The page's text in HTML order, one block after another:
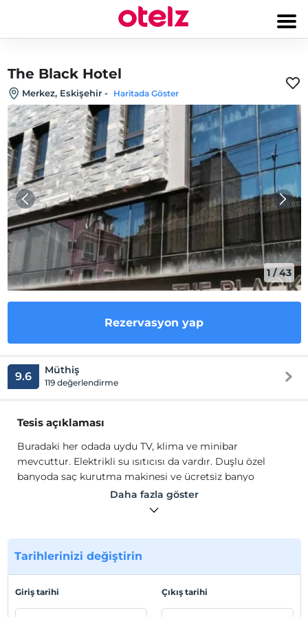
The Black Hotel
Merkez, Eskişehir - Haritada Göster
1 /43
Rezervasyon yap
9.6 Müthiş
119 değerlendirme
Tesis açıklaması
Buradaki her odada uydu TV, klima ve minibar
mevcuttur. Elektrikli su ısıtıcısı da vardır. Duşlu özel
banyoda saç kurutma makinesi ve ücretsiz banyo
malzemeleri bulunmaktadır. The Black'te oda servisi ile
24 saat açık resepsiyon mevcuttur.
mevcuttur. Elektrikli su ısıtıcısı da vardır. Duşlu özel
banyoda saç kurutma makinesi ve ücretsiz banyo
Tesis lokasyon bilgileri
Daha fazla göster
Tarihlerinizi değiştirin
Giriş tarihi Çıkış tarihi